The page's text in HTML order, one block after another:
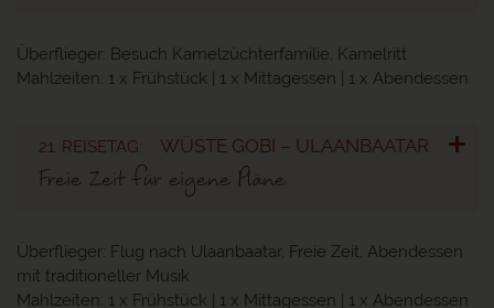
Überflieger: Besuch Kamelzüchterfamilie, Kamelritt
Mahlzeiten: 1 x Frühstück | 1 x Mittagessen | 1 x Abendessen
21. REISETAG: WÜSTE GOBI – ULAANBAATAR
Freie Zeit für eigene Pläne
Überflieger: Flug nach Ulaanbaatar, Freie Zeit, Abendessen
mit traditioneller Musik
Mahlzeiten: 1 x Frühstück | 1 x Mittagessen | 1 x Abendessen